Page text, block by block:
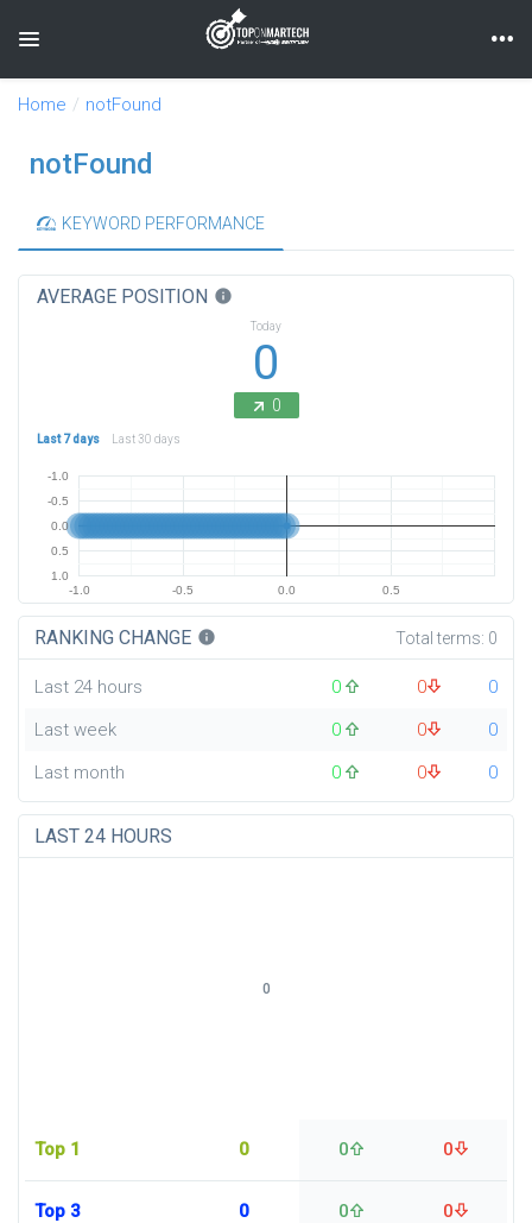
Toggle navigation
Home notFound
notFound
KEYWORD PERFORMANCE
AVERAGE POSITION info
Today
0
0
Last 7 days Last 30 days
-1.0 -0.5 0.0 0.5
-1.0
-0.5
0.0
0.5
1.0
RANKING CHANGE info Total terms: 0
Last 24 hours 0 0
0
Last week
0 0
0
Last month
0 0 0
LAST 24 HOURS
Top 1 0 0 0
Top 3 0 0 0
0